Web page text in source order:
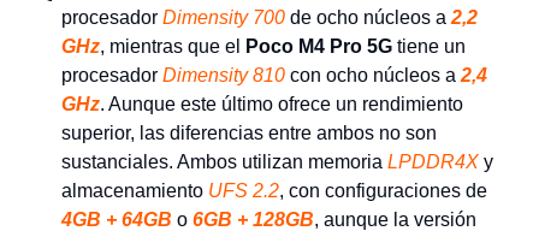
procesador Dimensity 700 de ocho núcleos a 2,2
GHz, mientras que el Poco M4 Pro 5G tiene un
procesador Dimensity 810 con ocho núcleos a 2,4
GHz. Aunque este último ofrece un rendimiento
superior, las diferencias entre ambos no son
sustanciales. Ambos utilizan memoria LPDDR4X y
almacenamiento UFS 2.2, con configuraciones de
4GB + 64GB o 6GB + 128GB, aunque la versión